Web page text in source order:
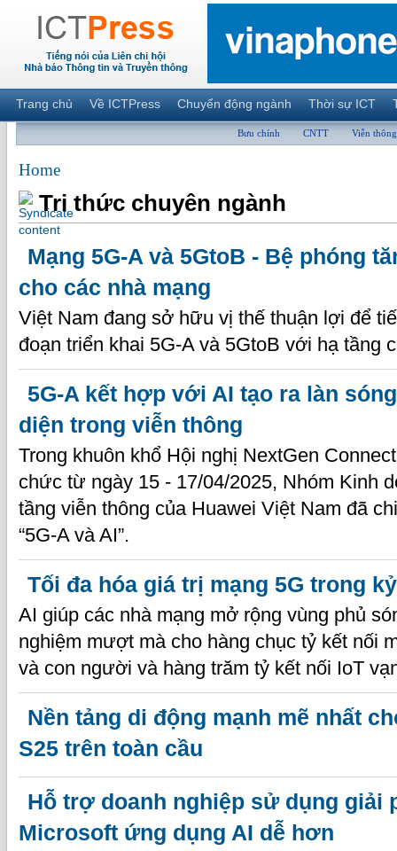
Trang chủ Về ICTPress Chuyển động ngành Thời sự ICT
Bưu chính CNTT Viễn thông
Home
Tri thức chuyên ngành
Mạng 5G-A và 5GtoB - Bệ phóng
cho các nhà mạng
Việt Nam đang sở hữu vị thế thuận lợi để
đoạn triển khai 5G-A và 5GtoB với hạ tầng
5G-A kết hợp với AI tạo ra làn
diện trong viễn thông
Trong khuôn khổ Hội nghị NextGen
chức từ ngày 15 - 17/04/2025, Nhóm Kinh
tầng viễn thông của Huawei Việt Nam đã
“5G-A và AI”.
Tối đa hóa giá trị mạng 5G trong
AI giúp các nhà mạng mở rộng vùng phủ
nghiệm mượt mà cho hàng chục tỷ kết nối
và con người và hàng trăm tỷ kết nối IoT
Nền tảng di động mạnh mẽ nhất
S25 trên toàn cầu
Hỗ trợ doanh nghiệp sử dụng giải
Microsoft ứng dụng AI dễ hơn